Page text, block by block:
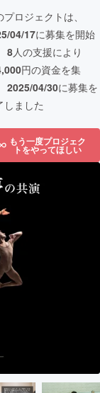
プロジェクトは、
04/17に募集を開始
8人の支援により
円の資金を集
2025/04/30に募集を
しました
もう一度プロジェク
トをやってほしい